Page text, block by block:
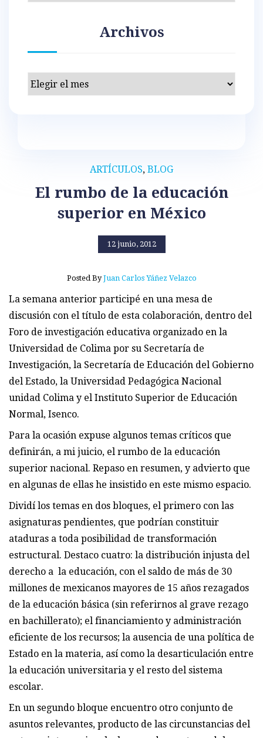
ARTÍCULOS, BLOG
El rumbo de la educación
superior en México
12 junio, 2012
Posted ByJuan Carlos Yáñez Velazco
La semana anterior participé en una mesa de
discusión con el título de esta colaboración, dentro del
Foro de investigación educativa organizado en la
Universidad de Colima por su Secretaría de
Investigación, la Secretaría de Educación del Gobierno
del Estado, la Universidad Pedagógica Nacional
unidad Colima y el Instituto Superior de Educación
Normal, Isenco.
Para la ocasión expuse algunos temas críticos que
definirán, a mi juicio, el rumbo de la educación
superior nacional. Repaso en resumen, y advierto que
en algunas de ellas he insistido en este mismo espacio.
Dividí los temas en dos bloques, el primero con las
asignaturas pendientes, que podrían constituir
ataduras a toda posibilidad de transformación
estructural. Destaco cuatro: la distribución injusta del
derecho a la educación, con el saldo de más de 30
millones de mexicanos mayores de 15 años rezagados
de la educación básica (sin referirnos al grave rezago
en bachillerato); el financiamiento y administración
eficiente de los recursos; la ausencia de una política de
Estado en la materia, así como la desarticulación entre
la educación universitaria y el resto del sistema
escolar.
En un segundo bloque encuentro otro conjunto de
asuntos relevantes, producto de las circunstancias del
Archivos
Archivos